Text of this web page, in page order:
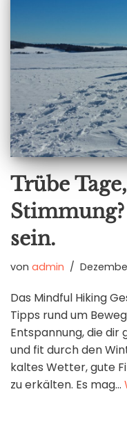
Trübe
sein.
von admin
Das Mindful Hiking
Tipps rund um
Entspannung, die
und fit durch den
kaltes Wetter, gute
zu erkälten. Es mag…